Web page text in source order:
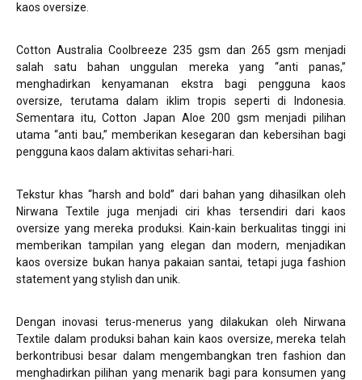
kaos oversize.
Cotton Australia Coolbreeze 235 gsm dan 265 gsm menjadi
salah satu bahan unggulan mereka yang “anti panas,”
menghadirkan kenyamanan ekstra bagi pengguna kaos
oversize, terutama dalam iklim tropis seperti di Indonesia.
Sementara itu, Cotton Japan Aloe 200 gsm menjadi pilihan
utama “anti bau,” memberikan kesegaran dan kebersihan bagi
pengguna kaos dalam aktivitas sehari-hari.
Tekstur khas “harsh and bold” dari bahan yang dihasilkan oleh
Nirwana Textile juga menjadi ciri khas tersendiri dari kaos
oversize yang mereka produksi. Kain-kain berkualitas tinggi ini
memberikan tampilan yang elegan dan modern, menjadikan
kaos oversize bukan hanya pakaian santai, tetapi juga fashion
statement yang stylish dan unik.
Dengan inovasi terus-menerus yang dilakukan oleh Nirwana
Textile dalam produksi bahan kain kaos oversize, mereka telah
berkontribusi besar dalam mengembangkan tren fashion dan
menghadirkan pilihan yang menarik bagi para konsumen yang